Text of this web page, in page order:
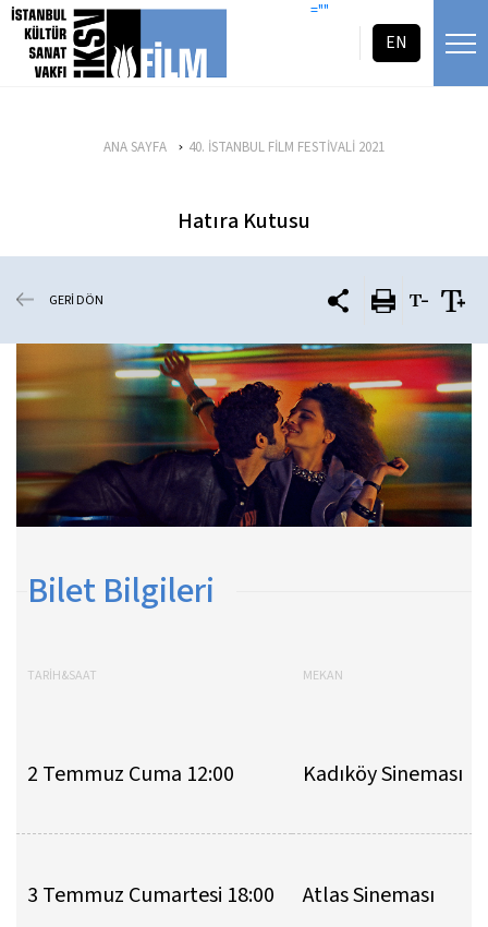
icerigi atla =""
EN
ANA SAYFA 40. İSTANBUL FİLM FESTİVALİ 2021
Hatıra Kutusu
GERİ DÖN
Bilet Bilgileri
TARİH&SAAT MEKAN
2 Temmuz Cuma 12:00 Kadıköy Sineması
3 Temmuz Cumartesi 18:00 Atlas Sineması